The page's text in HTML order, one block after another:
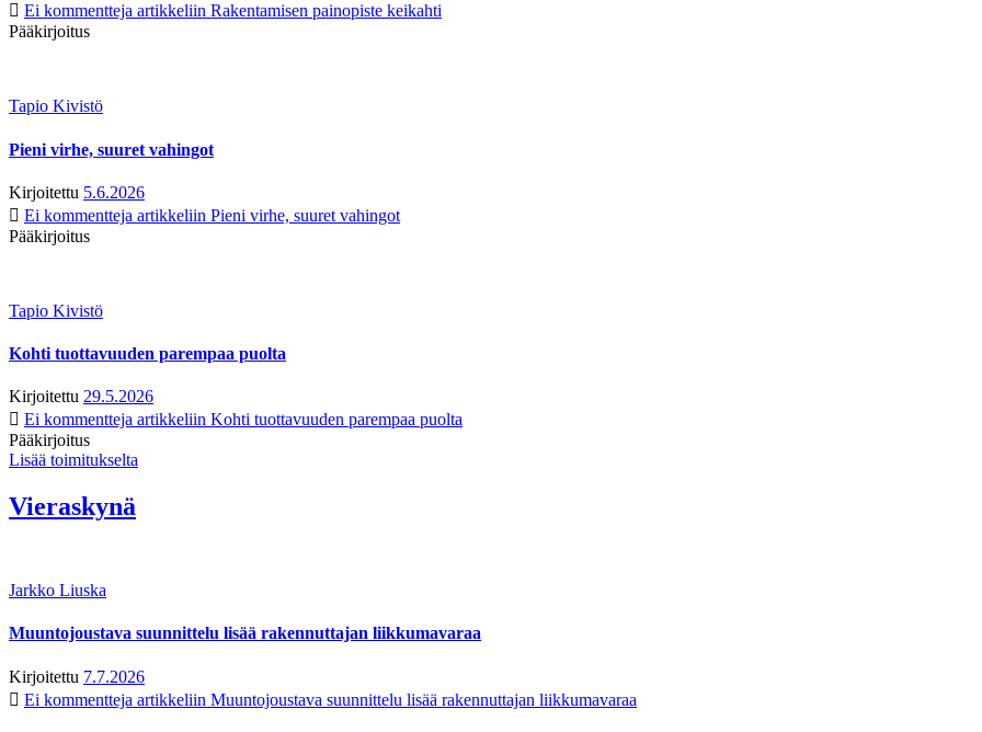
Ei kommentteja artikkeliin Rakentamisen painopiste keikahti
Pääkirjoitus
Tapio Kivistö
Pieni virhe, suuret vahingot
Kirjoitettu 5.6.2026
Ei kommentteja artikkeliin Pieni virhe, suuret vahingot
Pääkirjoitus
Tapio Kivistö
Kohti tuottavuuden parempaa puolta
Kirjoitettu 29.5.2026
Ei kommentteja artikkeliin Kohti tuottavuuden parempaa puolta
Pääkirjoitus
Lisää toimitukselta
Vieraskynä
Jarkko Liuska
Muuntojoustava suunnittelu lisää rakennuttajan liikkumavaraa
Kirjoitettu 7.7.2026
Ei kommentteja artikkeliin Muuntojoustava suunnittelu lisää rakennuttajan liikkumavaraa